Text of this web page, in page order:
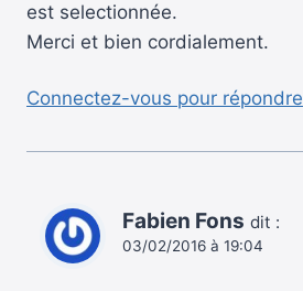
est selectionnée.
Merci et bien cordialement.
Connectez-vous pour répondre
Fabien Fons dit :
03/02/2016 à 19:04